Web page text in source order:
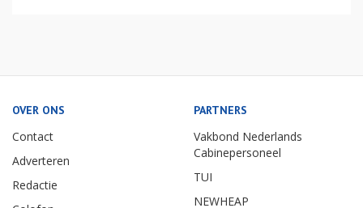
OVER ONS
Contact
Adverteren
Redactie
PARTNERS
Vakbond Nederlands
Cabinepersoneel
TUI
NEWHEAP